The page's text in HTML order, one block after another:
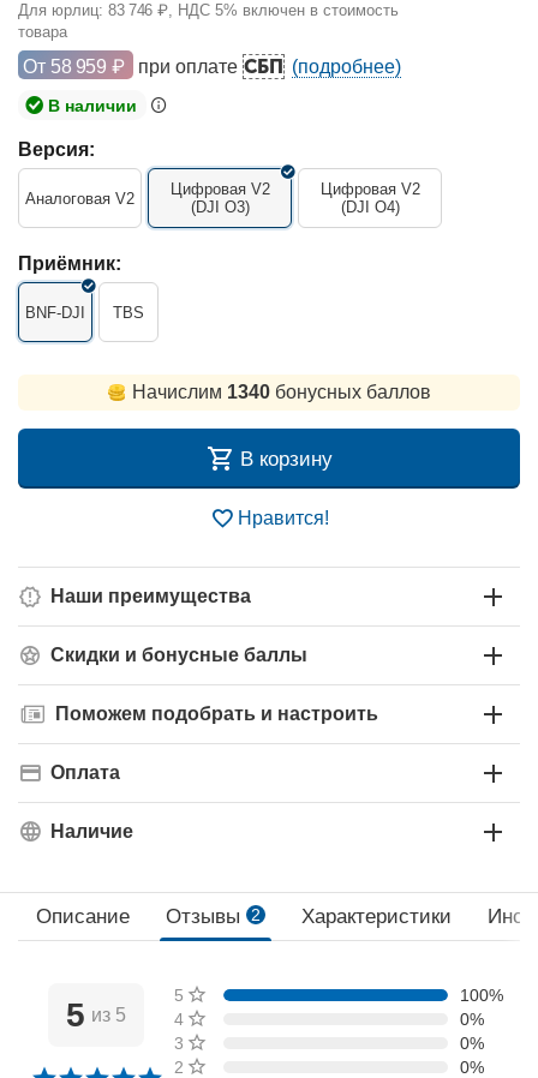
Для юрлиц: 83 746 ₽, НДС 5% включен в стоимость
товара
От 58 959 ₽ при оплатеСБП (подробнее)
В наличии
Версия:
Аналоговая V2
Цифровая V2
(DJI O3)
Цифровая V2
(DJI O4)
Приёмник:
BNF-DJI TBS
Начислим 1340бонусных баллов
В корзину
Нравится!
Наши преимущества
Скидки и бонусные баллы
Поможем подобрать и настроить
Оплата
Наличие
Описание Отзывы 2 Характеристики
5 из 5
5 звёзд
100%
4 звезды
0%
3 звезды
0%
2 звезды
0%